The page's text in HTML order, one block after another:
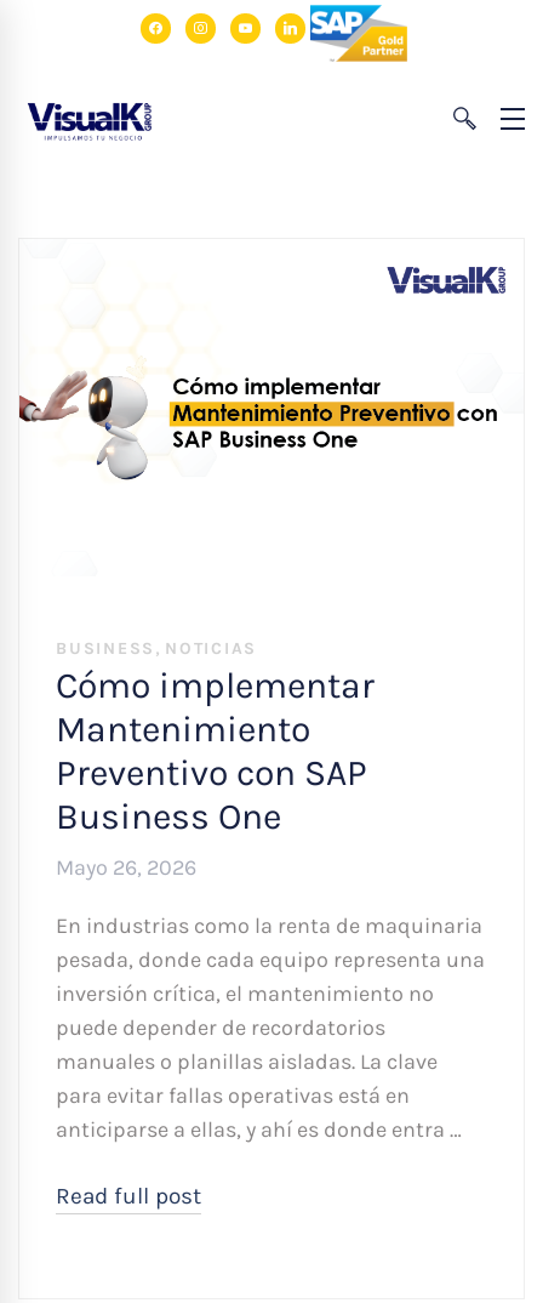
facebookinstagram
youtubelinkedin
BUSINESS , NOTICIAS
Cómo implementar
Mantenimiento
Preventivo con SAP
Business One
Mayo 26, 2026
En industrias como la renta de maquinaria
pesada, donde cada equipo representa una
inversión crítica, el mantenimiento no
puede depender de recordatorios
manuales o planillas aisladas. La clave
para evitar fallas operativas está en
anticiparse a ellas, y ahí es donde entra …
Read full post